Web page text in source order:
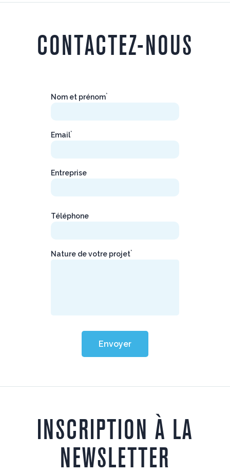
CONTACTEZ-NOUS
Nom et prénom*
Email*
Entreprise
Téléphone
Nature de votre projet*
Envoyer
INSCRIPTION À LA
NEWSLETTER